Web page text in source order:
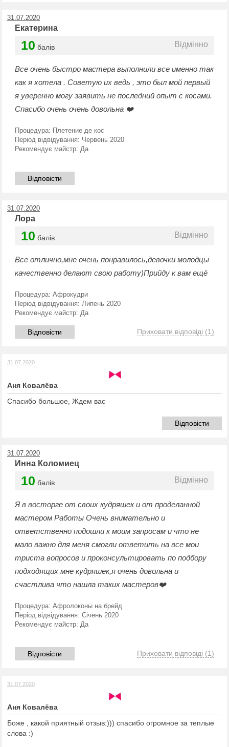
31.07.2020
Екатерина
10 балів Відмінно
Все очень быстро мастера выполнили все именно так
как я хотела . Советую их ведь , это был мой первый
я уверенно могу заявить не последний опыт с косами.
Спасибо очень очень довольна ❤️
Процедура: Плетение де кос
Період відвідування: Червень 2020
Рекомендує майстр: Да
Відповісти
31.07.2020
Лора
10 балів Відмінно
Все отлично,мне очень понравилось,девочки молодцы
качественно делают свою работу)Прийду к вам ещё
Процедура: Афрокудри
Період відвідування: Липень 2020
Рекомендує майстр: Да
Відповісти Приховати відповіді (1)
31.07.2020
Аня Ковалёва
Спасибо большое, Ждем вас
Відповісти
31.07.2020
Инна Коломиец
10 балів Відмінно
Я в восторге от своих кудряшек и от проделанной
мастером Работы Очень внимательно и
ответственно подошли к моим запросам и что не
мало важно для меня смогли ответить на все мои
триста вопросов и проконсультировать по подбору
подходящих мне кудряшек,я очень довольна и
счастлива что нашла таких мастеров❤️
Процедура: Афролоконы на брейд
Період відвідування: Січень 2020
Рекомендує майстр: Да
Відповісти Приховати відповіді (1)
31.07.2020
Аня Ковалёва
Боже , какой приятный отзыв:))) спасибо огромное за теплые
слова :)